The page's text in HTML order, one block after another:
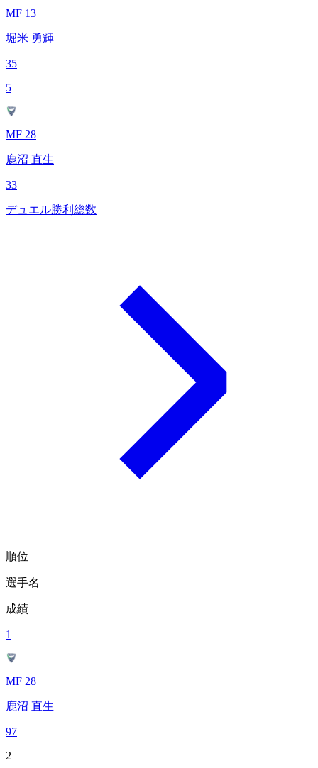
MF 13
堀米 勇輝
35
5
MF 28
鹿沼 直生
33
デュエル勝利総数
順位
選手名
成績
1
MF 28
鹿沼 直生
97
2